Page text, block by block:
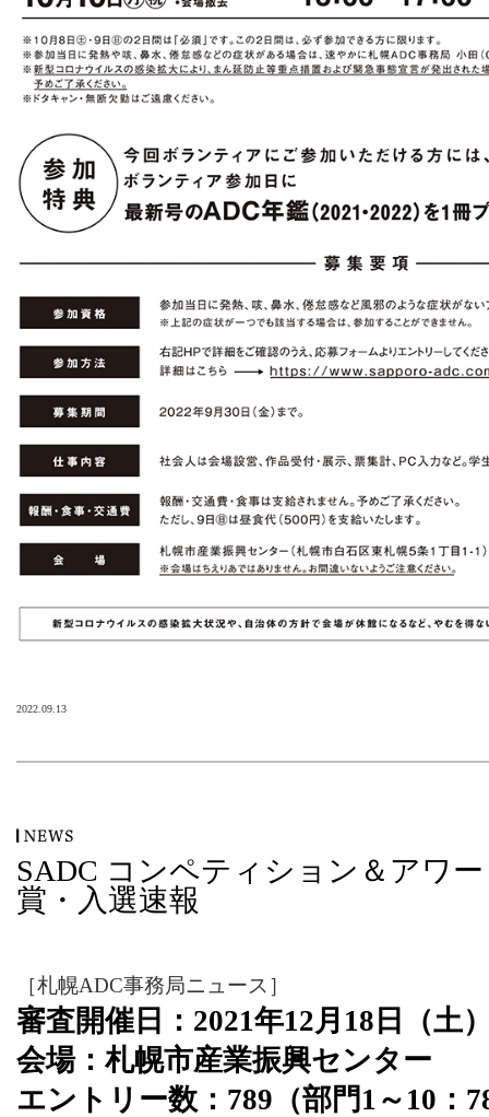
2022.09.13
SADC コンペティション＆アワー
賞・入選速報
［札幌ADC事務局ニュース］
審査開催日：2021年12月18日（土
会場：札幌市産業振興センター
エントリー数：789（部門1～10